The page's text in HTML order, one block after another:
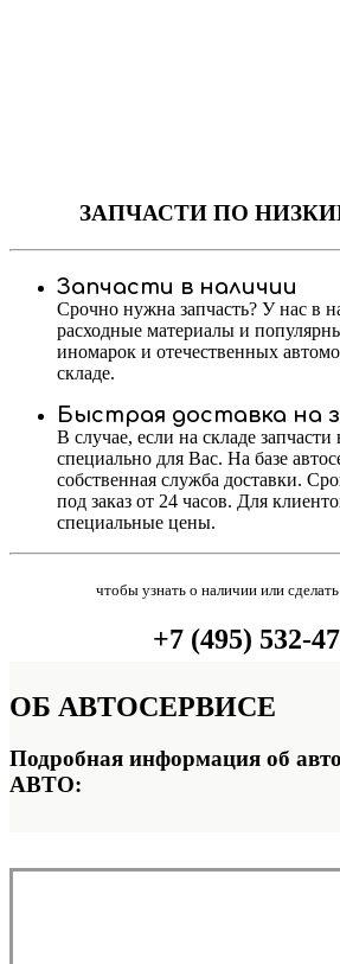
ЗАПЧАСТИПО
Запчасти в наличии
Срочно нужна запчасть? У нас в
расходные материалы и
иномарок и отечественных
складе.
Быстрая доставка на
В случае, если на складе
специально для Вас. На базе
собственная служба доставки.
под заказ от 24 часов. Для
специальные цены.
чтобы узнать о наличии или сделать
+7 (495) 532-
ОБ АВТОСЕРВИСЕ
Подробная информация об
АВТО: